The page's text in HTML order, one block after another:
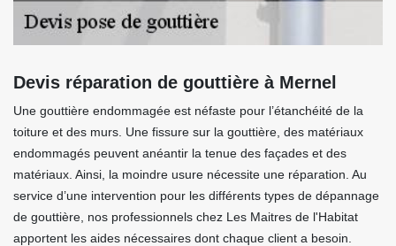
Devis réparation de gouttière à Mernel
Une gouttière endommagée est néfaste pour l’étanchéité de la
toiture et des murs. Une fissure sur la gouttière, des matériaux
endommagés peuvent anéantir la tenue des façades et des
matériaux. Ainsi, la moindre usure nécessite une réparation. Au
service d’une intervention pour les différents types de dépannage
de gouttière, nos professionnels chez Les Maitres de l'Habitat
apportent les aides nécessaires dont chaque client a besoin.